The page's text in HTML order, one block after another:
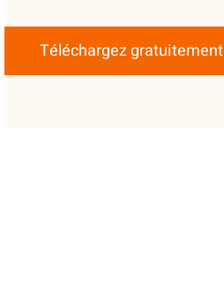
Téléchargez gratuitement